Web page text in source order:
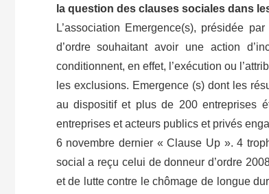
la question des clauses sociales dans
L’association Emergence(s), présidée
d’ordre souhaitant avoir une action
conditionnent, en effet, l’exécution ou
les exclusions. Emergence (s) dont les
au dispositif et plus de 200 entreprises
entreprises et acteurs publics et privés
6 novembre dernier « Clause Up ». 4
social a reçu celui de donneur d’ordre
et de lutte contre le chômage de longue